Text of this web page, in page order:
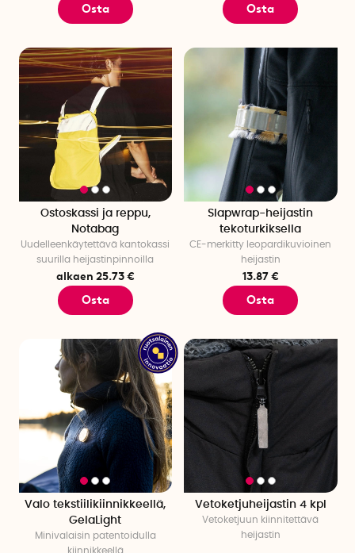
Osta Osta
Ostoskassi ja reppu,
Notabag
Uudelleenkäytettävä kantokassi
suurilla heijastinpinnoilla
alkaen 25.73 €
Osta
Slapwrap-heijastin
tekoturkiksella
CE-merkitty leopardikuvioinen
heijastin
13.87 €
Osta
Valo tekstiilikiinnikkeellä,
GelaLight
Minivalaisin patentoidulla
kiinnikkeellä
Vetoketjuheijastin 4 kpl
Vetoketjuun kiinnitettävä
heijastin